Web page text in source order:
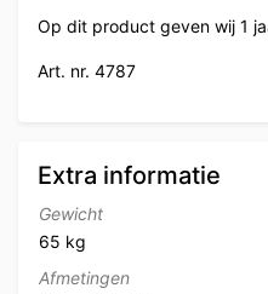
Op dit product geven wij 1
Art. nr. 4787
Extra informatie
Gewicht
65 kg
Afmetingen